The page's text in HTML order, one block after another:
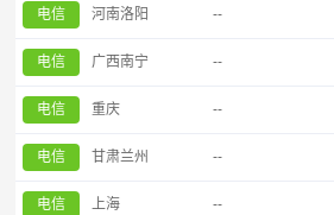
电信 河南洛阳 --
电信 广西南宁 --
电信 重庆 --
电信 甘肃兰州 --
电信 上海 --